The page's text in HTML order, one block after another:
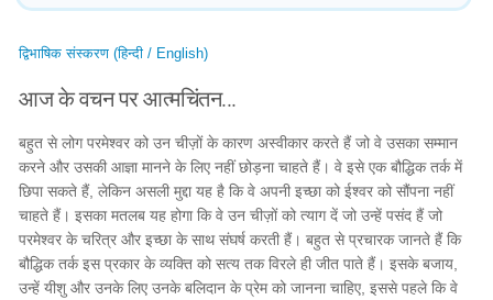
द्विभाषिक संस्करण (हिन्दी / English)
आज के वचन पर आत्मचिंतन...
बहुत से लोग परमेश्वर को उन चीज़ों के कारण अस्वीकार करते हैं जो वे उसका सम्मान
करने और उसकी आज्ञा मानने के लिए नहीं छोड़ना चाहते हैं। वे इसे एक बौद्धिक तर्क में
छिपा सकते हैं, लेकिन असली मुद्दा यह है कि वे अपनी इच्छा को ईश्वर को सौंपना नहीं
चाहते हैं। इसका मतलब यह होगा कि वे उन चीज़ों को त्याग दें जो उन्हें पसंद हैं जो
परमेश्वर के चरित्र और इच्छा के साथ संघर्ष करती हैं। बहुत से प्रचारक जानते हैं कि
बौद्धिक तर्क इस प्रकार के व्यक्ति को सत्य तक विरले ही जीत पाते हैं। इसके बजाय,
उन्हें यीशु और उनके लिए उनके बलिदान के प्रेम को जानना चाहिए, इससे पहले कि वे